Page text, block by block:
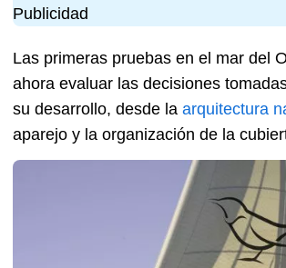
Publicidad
Las primeras pruebas en el mar del
ahora evaluar las decisiones
su desarrollo, desde la arquitectura
aparejo y la organización de la